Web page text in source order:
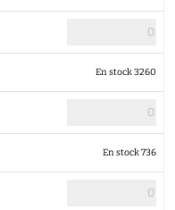
En stock 3260
En stock 736